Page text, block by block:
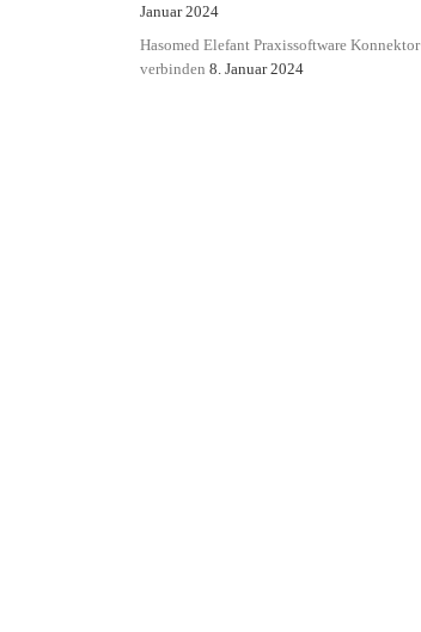
Januar 2024
Hasomed Elefant Praxissoftware Konnektor
verbinden 8. Januar 2024